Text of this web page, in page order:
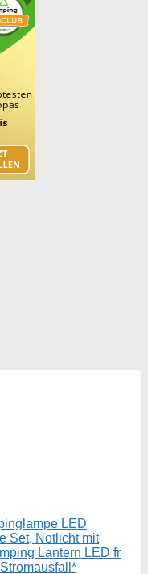
LED
Set, Notlicht mit
Lantern LED fr